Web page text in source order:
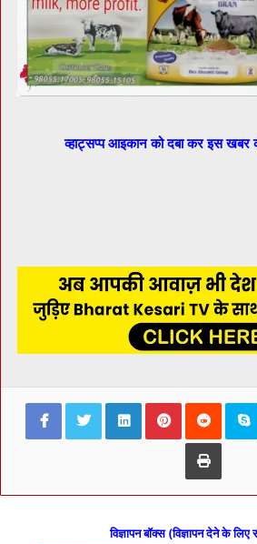
व्हाट्सप्प आइकान को दबा कर इस
FacebookTwitterLinkedInPinterestReddit
Print
विज्ञापन बॉक्स (विज्ञापन देने के